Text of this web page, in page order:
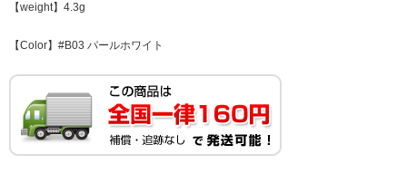
【weight】4.3g
【Color】#B03 パールホワイト